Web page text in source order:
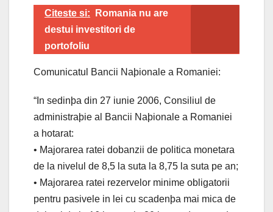
Citeste si:
Romania nu are
destui investitori de
portofoliu
Comunicatul Bancii Naþionale a Romaniei:
“In sedinþa din 27 iunie 2006, Consiliul de
administraþie al Bancii Naþionale a Romaniei
a hotarat:
• Majorarea ratei dobanzii de politica monetara
de la nivelul de 8,5 la suta la 8,75 la suta pe an;
• Majorarea ratei rezervelor minime obligatorii
pentru pasivele in lei cu scadenþa mai mica de